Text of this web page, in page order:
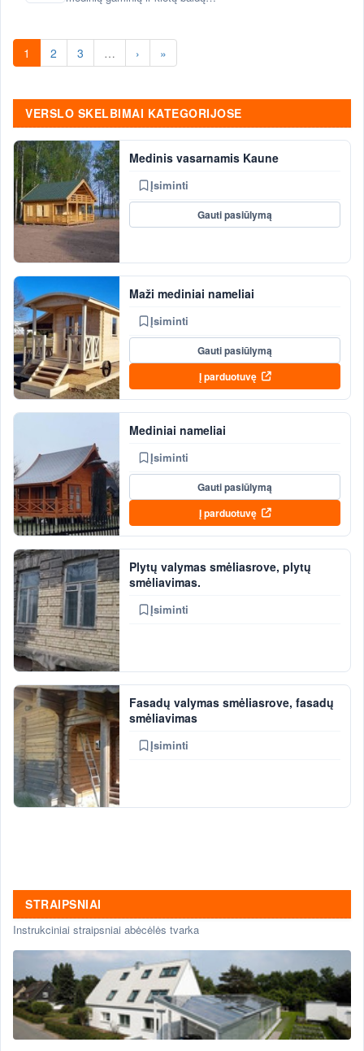
1 2 3 … › »
VERSLO SKELBIMAI KATEGORIJOSE
Medinis vasarnamis Kaune
Įsiminti
Gauti pasiūlymą
Maži mediniai nameliai
Įsiminti
Gauti pasiūlymą
Į parduotuvę
Mediniai nameliai
Įsiminti
Gauti pasiūlymą
Į parduotuvę
Plytų valymas smėliasrove, plytų
smėliavimas.
Įsiminti
Fasadų valymas smėliasrove, fasadų
smėliavimas
Įsiminti
STRAIPSNIAI
Instrukciniai straipsniai abėcėlės tvarka